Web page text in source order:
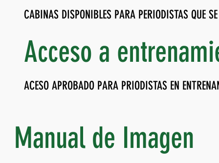
CABINAS DISPONIBLES PARA PERIODISTAS QUE
Acceso a
ACESO APROBADO PARA PRIODISTAS EN
Manual de Imagen